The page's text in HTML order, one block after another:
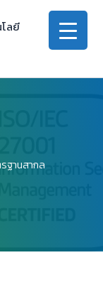
ลยี
ฐานสากล